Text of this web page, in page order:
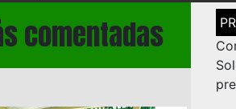
comentadas
de